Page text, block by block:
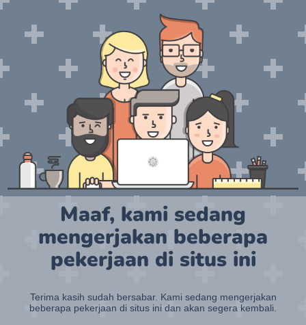
Maaf, kami sedang
mengerjakan beberapa
pekerjaan di situs ini
Terima kasih sudah bersabar. Kami sedang mengerjakan
beberapa pekerjaan di situs ini dan akan segera kembali.